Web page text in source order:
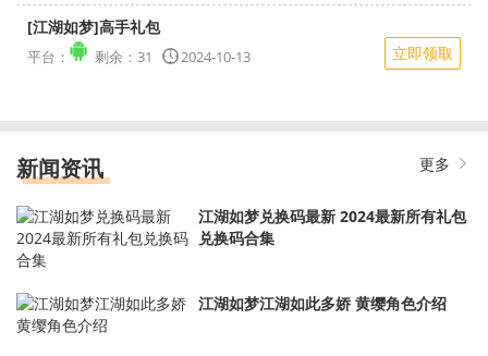
[江湖如梦]高手礼包
平台： 剩余：31 2024-10-13 立即领取
新闻资讯 更多
江湖如梦兑换码最新 2024最新所有礼包
兑换码合集
江湖如梦江湖如此多娇 黄缨角色介绍